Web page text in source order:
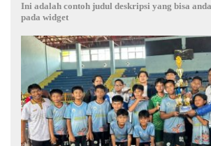
Ini adalah contoh judul deskripsi yang bisa
pada widget